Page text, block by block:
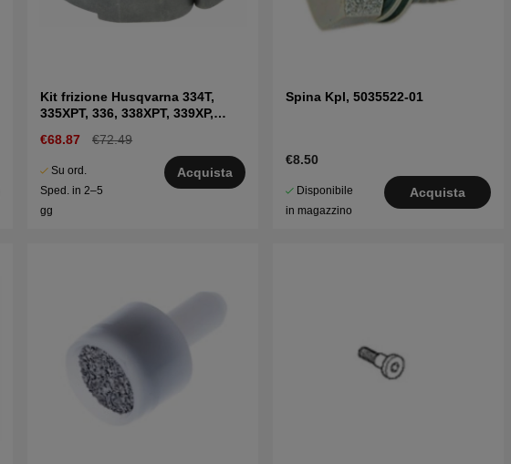
Kit frizione Husqvarna 334T,
335XPT, 336, 338XPT, 339XP,
€68.87 €72.49
Su ord.
Sped. in 2–5
gg
Acquista
Spina Kpl, 5035522-01
€8.50
Disponibile
in magazzino
Acquista